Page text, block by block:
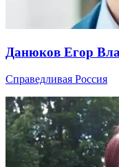
Данюков Егор
Справедливая Россия